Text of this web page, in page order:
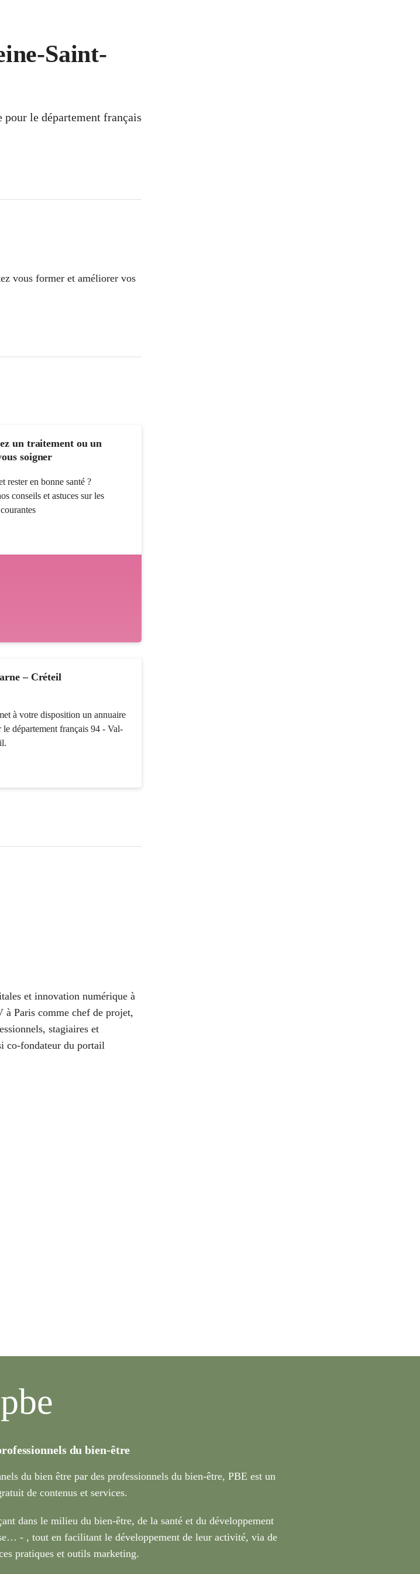
Saint-
le département français
vous former et améliorer vos
un traitement ou un
soigner
rester en bonne santé ?
conseils et astuces sur les
– Créteil
à votre disposition un annuaire
le département français 94 - Val-
et innovation numérique à
à Paris comme chef de projet,
stagiaires et
co-fondateur du portail
pbe
du bien-être
du bien être par des professionnels du bien-être, PBE est un
de contenus et services.
dans le milieu du bien-être, de la santé et du développement
- , tout en facilitant le développement de leur activité, via de
pratiques et outils marketing.